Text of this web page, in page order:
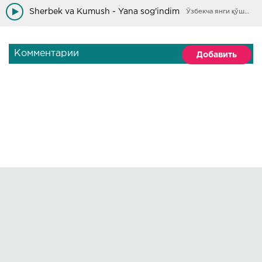
O'rmoniga kirib qo'ydik hayotning
Sherbek va Kumush - Yana sog'indim Ўзбекча янги қўшиқлар
Комментарии Добавить